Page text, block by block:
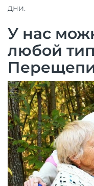
дни.
У нас
любой